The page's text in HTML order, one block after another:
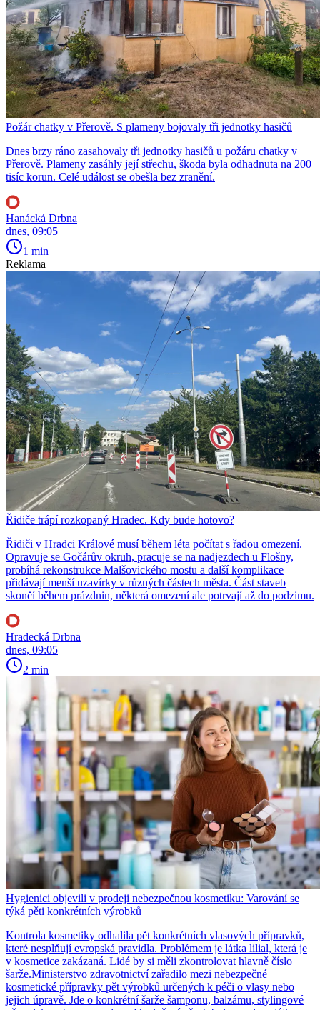
Požár chatky v Přerově. S plameny bojovaly tři jednotky hasičů
Dnes brzy ráno zasahovaly tři jednotky hasičů u požáru chatky v
Přerově. Plameny zasáhly její střechu, škoda byla odhadnuta na 200
tisíc korun. Celé událost se obešla bez zranění.
Hanácká Drbna
dnes, 09:05
1 min
Reklama
Řidiče trápí rozkopaný Hradec. Kdy bude hotovo?
Řidiči v Hradci Králové musí během léta počítat s řadou omezení.
Opravuje se Gočárův okruh, pracuje se na nadjezdech u Flošny,
probíhá rekonstrukce Malšovického mostu a další komplikace
přidávají menší uzavírky v různých částech města. Část staveb
skončí během prázdnin, některá omezení ale potrvají až do podzimu.
Hradecká Drbna
dnes, 09:05
2 min
Hygienici objevili v prodeji nebezpečnou kosmetiku: Varování se
týká pěti konkrétních výrobků
Kontrola kosmetiky odhalila pět konkrétních vlasových přípravků,
které nesplňují evropská pravidla. Problémem je látka lilial, která je
v kosmetice zakázaná. Lidé by si měli zkontrolovat hlavně číslo
šarže.Ministerstvo zdravotnictví zařadilo mezi nebezpečné
kosmetické přípravky pět výrobků určených k péči o vlasy nebo
jejich úpravě. Jde o konkrétní šarže šamponu, balzámu, stylingové